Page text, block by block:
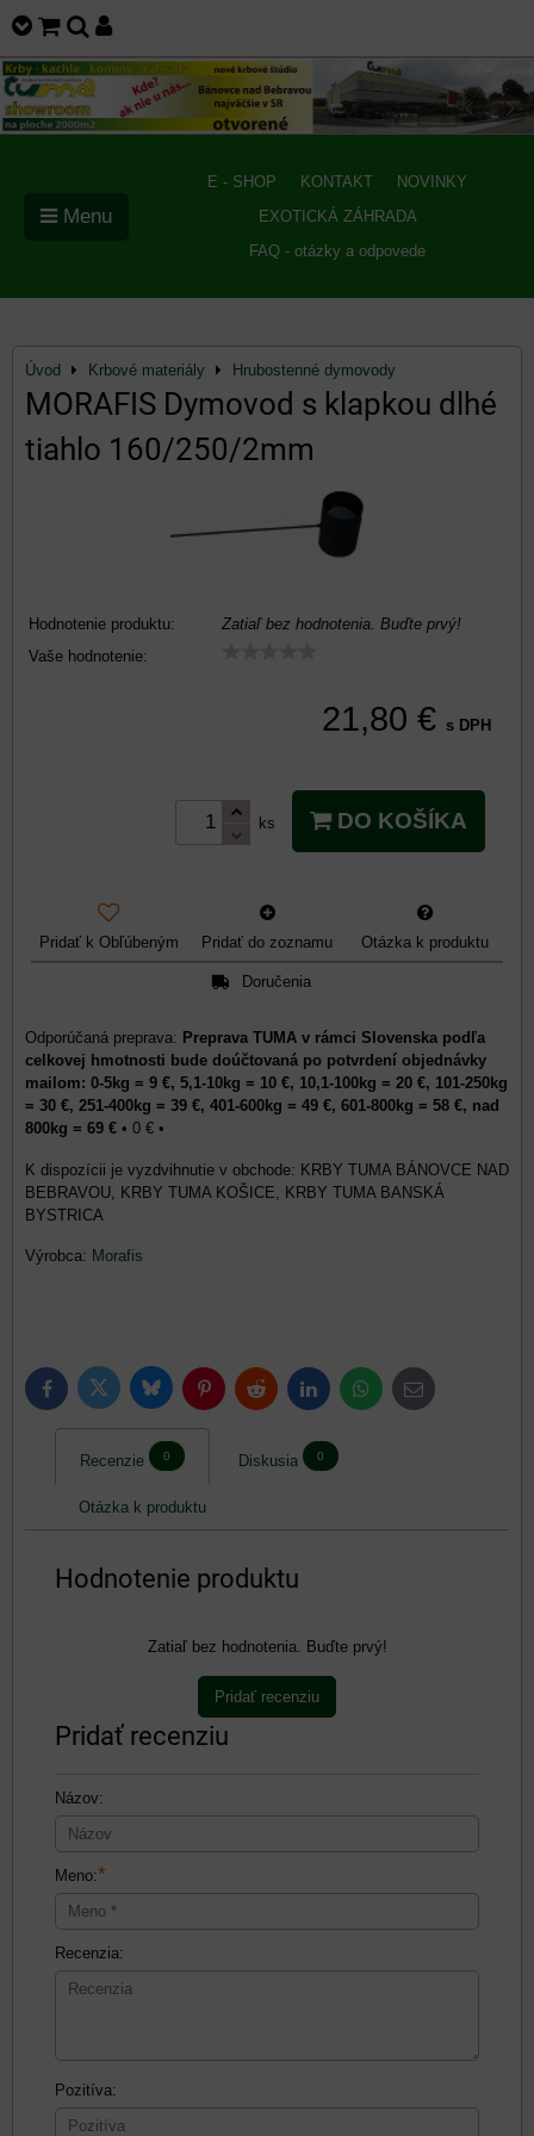
E - SHOP KONTAKT
NOVINKY
EXOTICKÁ ZÁHRADA
FAQ - otázky a odpovede
Menu
Úvod Krbové materiály Hrubostenné dymovody
MORAFIS Dymovod s klapkou dlhé
tiahlo 160/250/2mm
Hodnotenie produktu:
Zatiaľ bez hodnotenia. Buďte prvý!
Vaše hodnotenie:
21,80 € s DPH
ks DO KOŠÍKA
Pridať k Obľúbeným Pridať do zoznamu Otázka k produktu
Doručenia
Preprava TUMA v rámci Slovenska podľa
celkovej hmotnosti bude doúčtovaná po potvrdení objednávky
mailom: 0-5kg = 9 €, 5,1-10kg = 10 €, 10,1-100kg = 20 €, 101-250kg
= 30 €, 251-400kg = 39 €, 401-600kg = 49 €, 601-800kg = 58 €, nad
800kg = 69 € • 0 € •
KRBY TUMA BÁNOVCE NAD
BEBRAVOU, KRBY TUMA KOŠICE, KRBY TUMA BANSKÁ
BYSTRICA
Výrobca: Morafis
FacebookTwitter BlueskyPinterestReddit LinkedInWhatsApp
E-
mail
Recenzie 0 Diskusia 0
Otázka k produktu
Hodnotenie produktu
Zatiaľ bez hodnotenia. Buďte prvý!
Pridať recenziu
Pridať recenziu
Názov:
Meno:*
Recenzia:
Pozitíva: